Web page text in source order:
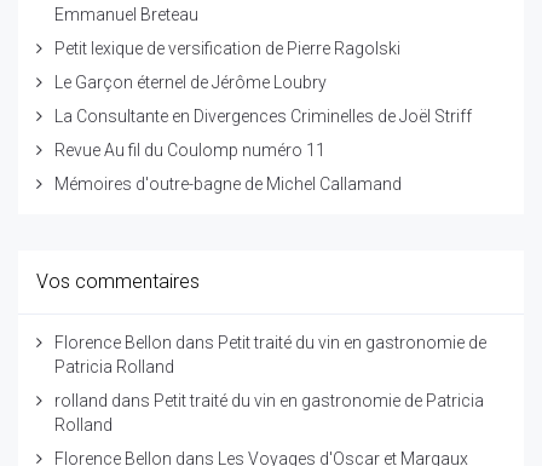
Emmanuel Breteau
Petit lexique de versification de Pierre Ragolski
Le Garçon éternel de Jérôme Loubry
La Consultante en Divergences Criminelles de Joël Striff
Revue Au fil du Coulomp numéro 11
Mémoires d'outre-bagne de Michel Callamand
Vos commentaires
Florence Bellon dans Petit traité du vin en gastronomie de
Patricia Rolland
rolland dans Petit traité du vin en gastronomie de Patricia
Rolland
Florence Bellon dans Les Voyages d'Oscar et Margaux